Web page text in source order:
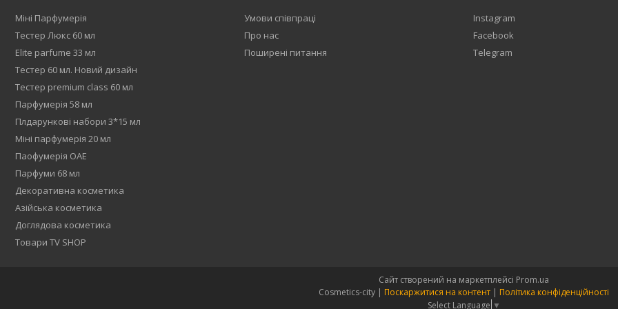
Міні Парфумерія
Тестер Люкс 60 мл
Elite parfume 33 мл
Тестер 60 мл. Новий дизайн
Тестер premium class 60 мл
Парфумерія 58 мл
Плдарункові набори 3*15 мл
Міні парфумерія 20 мл
Паофумерія ОАЕ
Парфуми 68 мл
Декоративна косметика
Азійська косметика
Доглядова косметика
Товари TV SHOP
Умови співпраці
Про нас
Поширені питання
Instagram
Facebook
Telegram
Сайт створений на маркетплейсі Prom.ua
Cosmetics-city | Поскаржитися на контент | Політика конфіденційності
Select Language ▼